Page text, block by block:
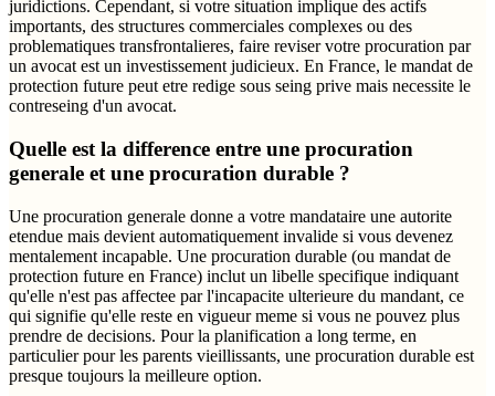
juridictions. Cependant, si votre situation implique des actifs
importants, des structures commerciales complexes ou des
problematiques transfrontalieres, faire reviser votre procuration par
un avocat est un investissement judicieux. En France, le mandat de
protection future peut etre redige sous seing prive mais necessite le
contreseing d'un avocat.
Quelle est la difference entre une procuration
generale et une procuration durable ?
Une procuration generale donne a votre mandataire une autorite
etendue mais devient automatiquement invalide si vous devenez
mentalement incapable. Une procuration durable (ou mandat de
protection future en France) inclut un libelle specifique indiquant
qu'elle n'est pas affectee par l'incapacite ulterieure du mandant, ce
qui signifie qu'elle reste en vigueur meme si vous ne pouvez plus
prendre de decisions. Pour la planification a long terme, en
particulier pour les parents vieillissants, une procuration durable est
presque toujours la meilleure option.